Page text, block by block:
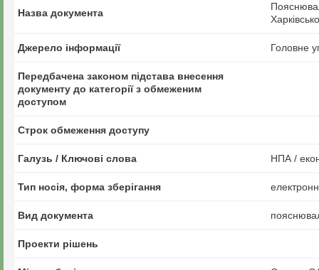
Назва документа
Джерело інформації Головне
Передбачена законом підстава внесення
документу до категорії з обмеженим
доступом
Строк обмеження доступу
Галузь / Ключові слова НПА /
Тип носія, форма зберігання
Вид документа
Проекти рішень